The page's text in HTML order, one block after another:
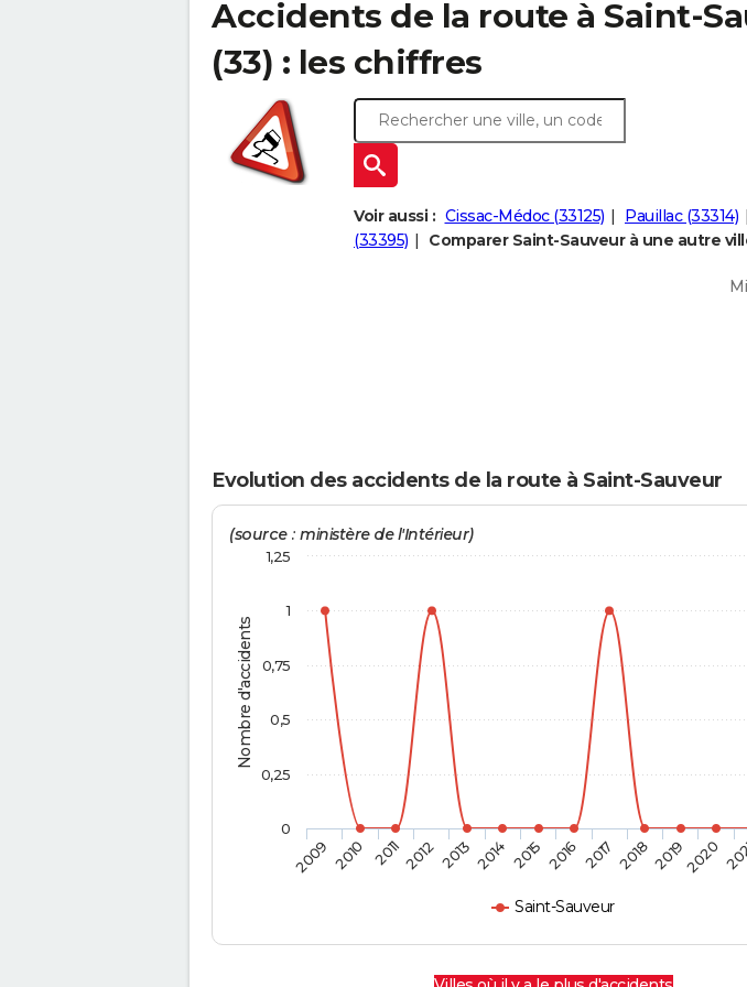
Accidents de la route à Saint-
(33) : les chiffres
Voir aussi : Cissac-Médoc (33125) Pauillac (33314)
(33395)
Comparer Saint-Sauveur à une autre
Evolution des accidents de la route à Saint-Sauveur
Nombre d'accidents
(source : ministère de l'Intérieur)
Saint-Sauveur
2009 2010 20112012 2013 2014 2015 2016 2017 201820192020
0
0,25
0,5
0,75
1
1,25